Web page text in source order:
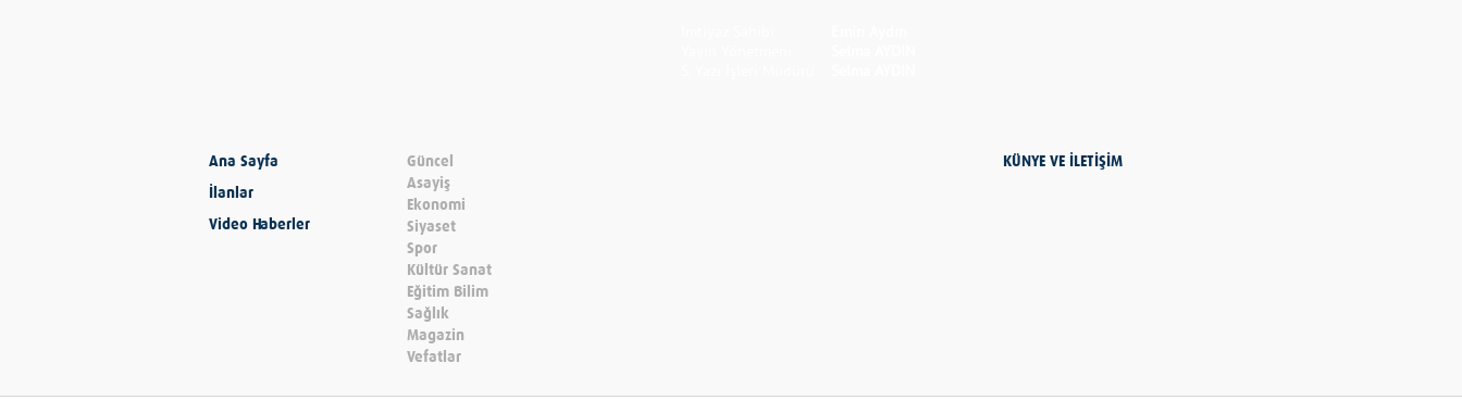
Ana Sayfa
İlanlar
Video Haberler
Güncel
Asayiş
Ekonomi
Siyaset
Spor
Kültür Sanat
Eğitim Bilim
Sağlık
Magazin
Vefatlar
KÜNYE VE İLETİŞİM